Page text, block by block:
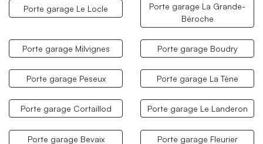
Porte garage Le Locle
Porte garage La Grande-
Béroche
Porte garage Milvignes Porte garage Boudry
Porte garage Peseux Porte garage La Tène
Porte garage Cortaillod Porte garage Le Landeron
Porte garage Bevaix Porte garage Fleurier